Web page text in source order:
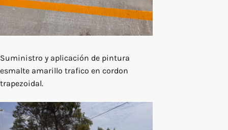
Suministro y aplicación de pintura
esmalte amarillo trafico en cordon
trapezoidal.